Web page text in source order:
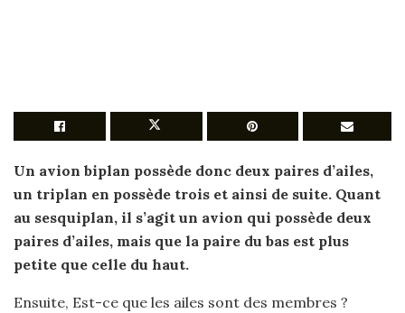
Un avion biplan possède donc deux paires d’ailes,
un triplan en possède trois et ainsi de suite. Quant
au sesquiplan, il s’agit un avion qui possède deux
paires d’ailes, mais que la paire du bas est plus
petite que celle du haut.
Ensuite, Est-ce que les ailes sont des membres ?